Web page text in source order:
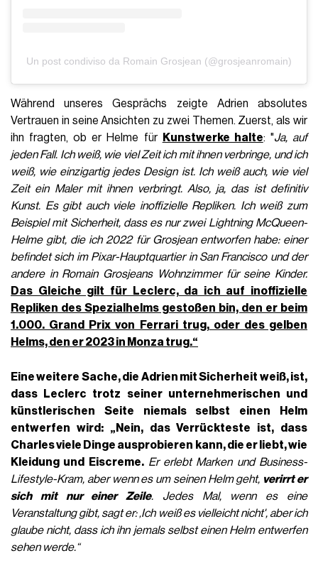
Un post condiviso da Romain Grosjean (@grosjeanromain)
Während unseres Gesprächs zeigte Adrien absolutes
Vertrauen in seine Ansichten zu zwei Themen. Zuerst, als wir
ihn fragten, ob er Helme für Kunstwerke halte: "Ja, auf
jeden Fall. Ich weiß, wie viel Zeit ich mit ihnen verbringe, und ich
weiß, wie einzigartig jedes Design ist. Ich weiß auch, wie viel
Zeit ein Maler mit ihnen verbringt. Also, ja, das ist definitiv
Kunst. Es gibt auch viele inoffizielle Repliken. Ich weiß zum
Beispiel mit Sicherheit, dass es nur zwei Lightning McQueen-
Helme gibt, die ich 2022 für Grosjean entworfen habe: einer
befindet sich im Pixar-Hauptquartier in San Francisco und der
andere in Romain Grosjeans Wohnzimmer für seine Kinder.
Das Gleiche gilt für Leclerc, da ich auf inoffizielle
Repliken des Spezialhelms gestoßen bin, den er beim
1.000. Grand Prix von Ferrari trug, oder des gelben
Helms, den er 2023 in Monza trug.“
Eine weitere Sache, die Adrien mit Sicherheit weiß, ist,
dass Leclerc trotz seiner unternehmerischen und
künstlerischen Seite niemals selbst einen Helm
entwerfen wird: „Nein, das Verrückteste ist, dass
Charles viele Dinge ausprobieren kann, die er liebt, wie
Kleidung und Eiscreme. Er erlebt Marken und Business-
Lifestyle-Kram, aber wenn es um seinen Helm geht, verirrt er
sich mit nur einer Zeile. Jedes Mal, wenn es eine
Veranstaltung gibt, sagt er: ‚Ich weiß es vielleicht nicht', aber ich
glaube nicht, dass ich ihn jemals selbst einen Helm entwerfen
sehen werde.“